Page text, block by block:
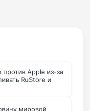
Apple из-за
RuStore и
мировой